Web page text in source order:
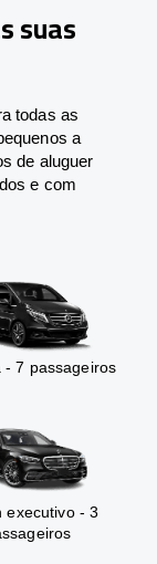
suas
todas as
a
de aluguer
e com
- 7 passageiros
executivo - 3